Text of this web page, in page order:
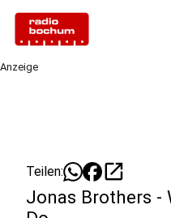
Anzeige
Teilen: open_in_new
Jonas Brothers -